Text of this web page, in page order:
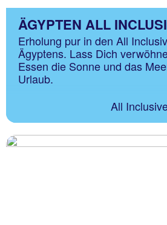
ÄGYPTEN ALL
Erholung pur in den All
Ägyptens. Lass Dich
Essen die Sonne und das
Urlaub.
All